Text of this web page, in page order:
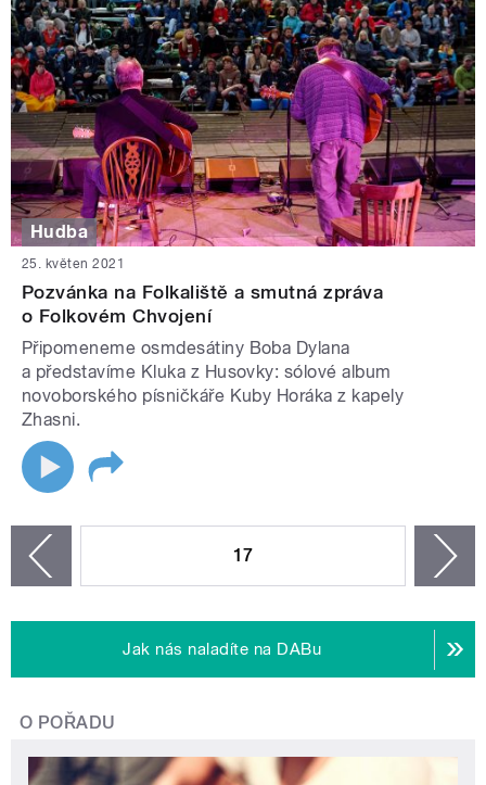
Hudba
25. květen 2021
Pozvánka na Folkaliště a smutná zpráva
o Folkovém Chvojení
Připomeneme osmdesátiny Boba Dylana
a představíme Kluka z Husovky: sólové album
novoborského písničkáře Kuby Horáka z kapely
Zhasni.
17
Jak nás naladíte na DABu
O POŘADU